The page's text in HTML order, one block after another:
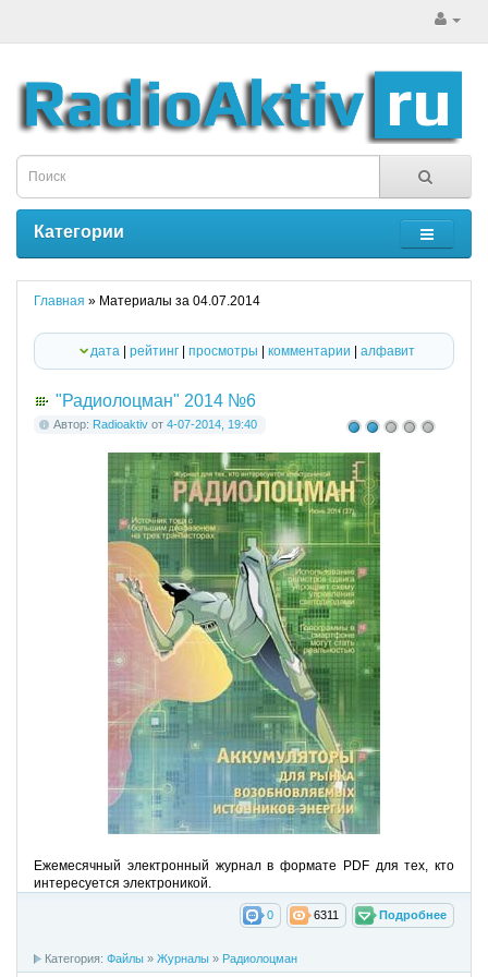
Категории
Главная » Материалы за 04.07.2014
дата | рейтинг| просмотры | комментарии | алфавит
"Радиолоцман" 2014 №6
Автор: Radioaktiv от 4-07-2014, 19:40
Ежемесячный электронный журнал в формате PDF для тех, кто
интересуется электроникой.
Подробнее
6311
0
Категория: Файлы » Журналы » Радиолоцман